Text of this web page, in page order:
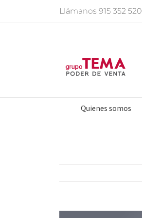
Llámanos 915 352 520
Quienes somos